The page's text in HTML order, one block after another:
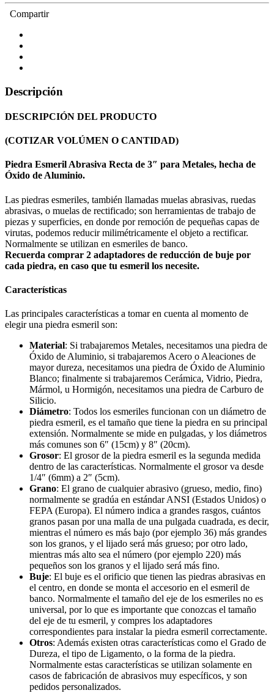
Compartir
Descripción
DESCRIPCIÓN DEL PRODUCTO
(COTIZAR VOLÚMEN O CANTIDAD)
Piedra Esmeril Abrasiva Recta de 3″ para Metales, hecha de
Óxido de Aluminio.
Las piedras esmeriles, también llamadas muelas abrasivas, ruedas
abrasivas, o muelas de rectificado; son herramientas de trabajo de
piezas y superficies, en donde por remoción de pequeñas capas de
virutas, podemos reducir milimétricamente el objeto a rectificar.
Normalmente se utilizan en esmeriles de banco.
Recuerda comprar 2 adaptadores de reducción de buje por
cada piedra, en caso que tu esmeril los necesite.
Características
Las principales características a tomar en cuenta al momento de
elegir una piedra esmeril son:
Material: Si trabajaremos Metales, necesitamos una piedra de
Óxido de Aluminio, si trabajaremos Acero o Aleaciones de
mayor dureza, necesitamos una piedra de Óxido de Aluminio
Blanco; finalmente si trabajaremos Cerámica, Vidrio, Piedra,
Mármol, u Hormigón, necesitamos una piedra de Carburo de
Silicio.
Diámetro: Todos los esmeriles funcionan con un diámetro de
piedra esmeril, es el tamaño que tiene la piedra en su principal
extensión. Normalmente se mide en pulgadas, y los diámetros
más comunes son 6″ (15cm) y 8″ (20cm).
Grosor: El grosor de la piedra esmeril es la segunda medida
dentro de las características. Normalmente el grosor va desde
1/4″ (6mm) a 2″ (5cm).
Grano: El grano de cualquier abrasivo (grueso, medio, fino)
normalmente se gradúa en estándar ANSI (Estados Unidos) o
FEPA (Europa). El número indica a grandes rasgos, cuántos
granos pasan por una malla de una pulgada cuadrada, es decir,
mientras el número es más bajo (por ejemplo 36) más grandes
son los granos, y el lijado será más grueso; por otro lado,
mientras más alto sea el número (por ejemplo 220) más
pequeños son los granos y el lijado será más fino.
Buje: El buje es el orificio que tienen las piedras abrasivas en
el centro, en donde se monta el accesorio en el esmeril de
banco. Normalmente el tamaño del eje de los esmeriles no es
universal, por lo que es importante que conozcas el tamaño
del eje de tu esmeril, y compres los adaptadores
correspondientes para instalar la piedra esmeril correctamente.
Otros: Además existen otras características como el Grado de
Dureza, el tipo de Ligamento, o la forma de la piedra.
Normalmente estas características se utilizan solamente en
casos de fabricación de abrasivos muy específicos, y son
pedidos personalizados.